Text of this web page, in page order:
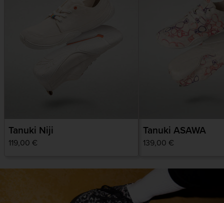
Tanuki Niji
Normaler
119,00 €
Tanuki ASAWA
Normaler
139,00 €